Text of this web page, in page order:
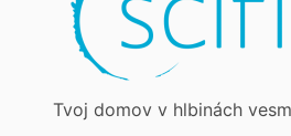
Tvoj domov v hlbinách